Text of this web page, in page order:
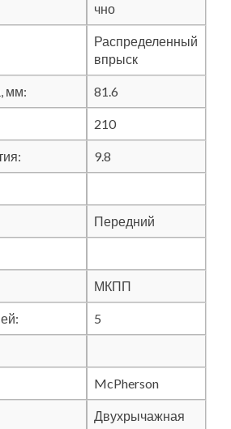
чно
Распределенный
впрыск
мм: 81.6
210
9.8
Передний
МКПП
5
McPherson
Двухрычажная